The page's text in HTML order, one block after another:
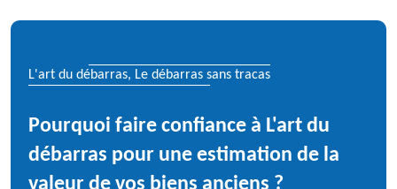
L'art du débarras, Le débarras sans tracas
Pourquoi faire confiance à L'art du
débarras pour une estimation de la
valeur de vos biens anciens ?